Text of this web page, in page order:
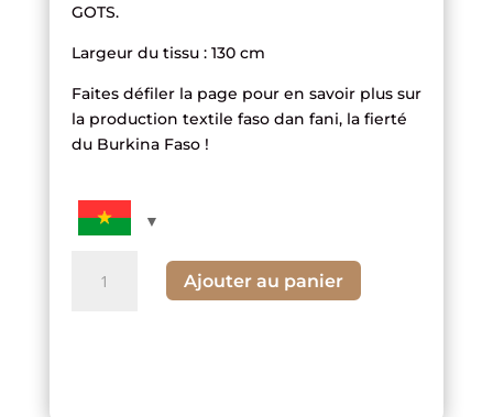
GOTS.
Largeur du tissu : 130 cm
Faites défiler la page pour en savoir plus sur
la production textile faso dan fani, la fierté
du Burkina Faso !
Ajouter au panier